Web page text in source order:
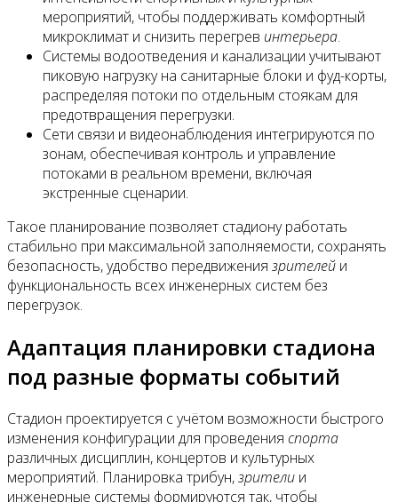
мероприятий, чтобы поддерживать комфортный
микроклимат и снизить перегрев интерьера.
Системы водоотведения и канализации учитывают
пиковую нагрузку на санитарные блоки и фуд-корты,
распределяя потоки по отдельным стоякам для
предотвращения перегрузки.
Сети связи и видеонаблюдения интегрируются по
зонам, обеспечивая контроль и управление
потоками в реальном времени, включая
экстренные сценарии.
Такое планирование позволяет стадиону работать
стабильно при максимальной заполняемости, сохранять
безопасность, удобство передвижения зрителей и
функциональность всех инженерных систем без
перегрузок.
Адаптация планировки стадиона
под разные форматы событий
Стадион проектируется с учётом возможности быстрого
изменения конфигурации для проведения спорта
различных дисциплин, концертов и культурных
мероприятий. Планировка трибун,зрители и
инженерные системы формируются так, чтобы